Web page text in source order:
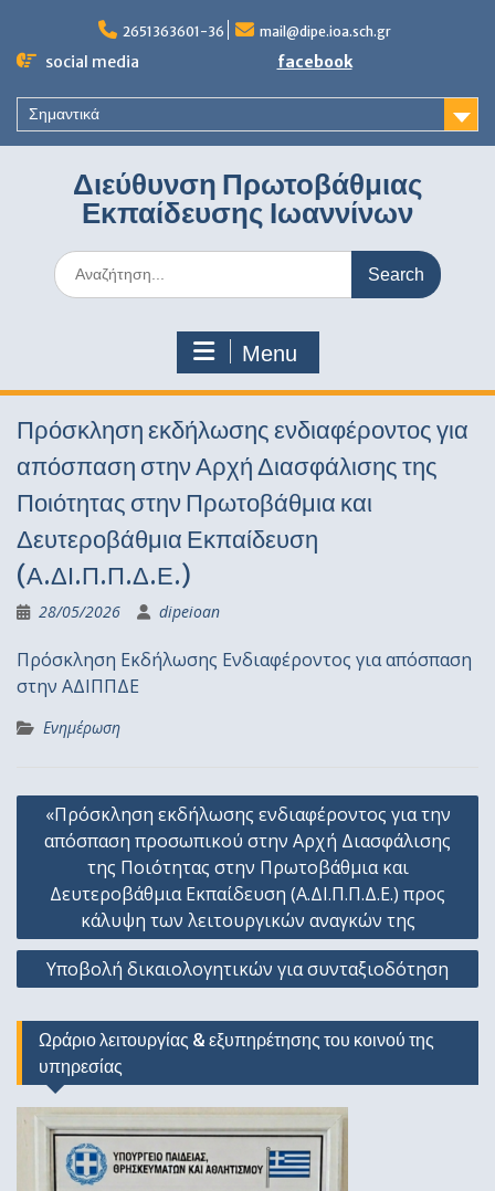
content
2651363601-36 mail@dipe.ioa.sch.gr
social media facebook
Σημαντικά
Διεύθυνση Πρωτοβάθμιας
Εκπαίδευσης Ιωαννίνων
Search
for:
Menu
Πρόσκληση εκδήλωσης ενδιαφέροντος για
απόσπαση στην Αρχή Διασφάλισης της
Ποιότητας στην Πρωτοβάθμια και
Δευτεροβάθμια Εκπαίδευση
(Α.ΔΙ.Π.Π.Δ.Ε.)
28/05/2026 dipeioan
Πρόσκληση Εκδήλωσης Ενδιαφέροντος για απόσπαση
στην ΑΔΙΠΠΔΕ
Ενημέρωση
Πλοήγηση
άρθρων
«Πρόσκληση εκδήλωσης ενδιαφέροντος για την
απόσπαση προσωπικού στην Αρχή Διασφάλισης
της Ποιότητας στην Πρωτοβάθμια και
Δευτεροβάθμια Εκπαίδευση (Α.ΔΙ.Π.Π.Δ.Ε.) προς
κάλυψη των λειτουργικών αναγκών της
Υποβολή δικαιολογητικών για συνταξιοδότηση
Ωράριο λειτουργίας & εξυπηρέτησης του κοινού της
υπηρεσίας